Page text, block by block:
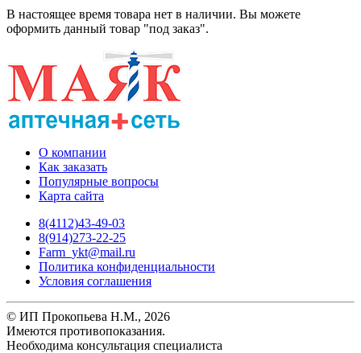
В настоящее время товара нет в наличии. Вы можете
оформить данный товар "под заказ".
О компании
Как заказать
Популярные вопросы
Карта сайта
8(4112)43-49-03
8(914)273-22-25
Farm_ykt@mail.ru
Политика конфиденциальности
Условия соглашения
© ИП Прокопьева Н.М., 2026
Имеются противопоказания.
Необходима консультация специалиста